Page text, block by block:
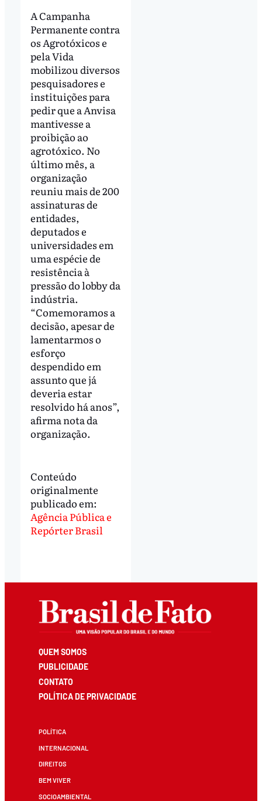
A Campanha
Permanente contra
os Agrotóxicos e
pela Vida
mobilizou diversos
pesquisadores e
instituições para
pedir que a Anvisa
mantivesse a
proibição ao
agrotóxico. No
último mês, a
organização
reuniu mais de 200
assinaturas de
entidades,
deputados e
universidades em
uma espécie de
resistência à
pressão do lobby da
indústria.
“Comemoramos a
decisão, apesar de
lamentarmos o
esforço
despendido em
assunto que já
deveria estar
resolvido há anos”,
afirma nota da
organização.
Conteúdo
originalmente
publicado em:
Agência Pública e
Repórter Brasil
QUEM SOMOS
PUBLICIDADE
CONTATO
POLÍTICA DE PRIVACIDADE
POLÍTICA
INTERNACIONAL
DIREITOS
BEM VIVER
SOCIOAMBIENTAL